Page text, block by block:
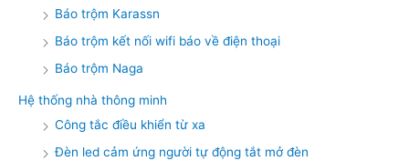
Báo trộm Karassn
Báo trộm kết nối wifi báo về điện thoại
Báo trộm Naga
Hệ thống nhà thông minh
Công tắc điều khiển từ xa
Đèn led cảm ứng người tự động tắt mở đèn